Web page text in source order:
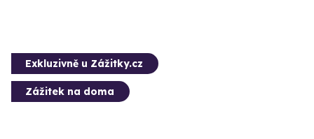
Exkluzivně u Zážitky.cz
Zážitek na doma